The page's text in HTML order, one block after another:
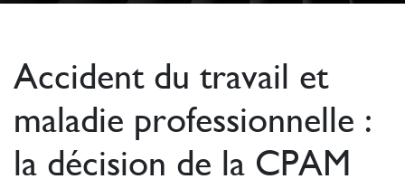
Accident du travail et
maladie professionnelle :
la décision de la CPAM